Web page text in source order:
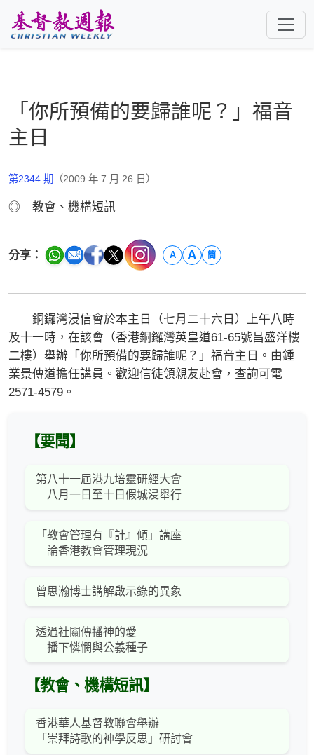
「你所預備的要歸誰呢？」福音
主日
第2344 期 （2009 年 7 月 26 日）
◎ 教會、機構短訊
分享： A A 簡
銅鑼灣浸信會於本主日（七月二十六日）上午八時
及十一時，在該會（香港銅鑼灣英皇道61-65號昌盛洋樓
二樓）舉辦「你所預備的要歸誰呢？」福音主日。由鍾
業景傳道擔任講員。歡迎信徒領親友赴會，查詢可電
2571-4579。
【要聞】
第八十一屆港九培靈研經大會
八月一日至十日假城浸舉行
「教會管理有『計』傾」講座
論香港教會管理現況
曾思瀚博士講解啟示錄的異象
透過社關傳播神的愛
播下憐憫與公義種子
【教會、機構短訊】
香港華人基督教聯會舉辦
「崇拜詩歌的神學反思」研討會